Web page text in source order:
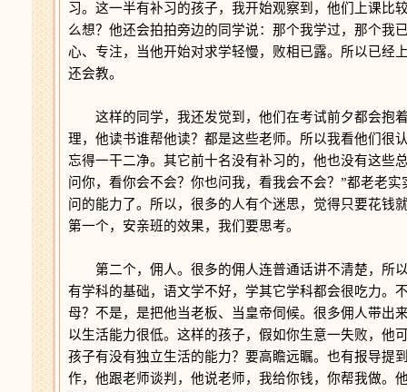
习。这一半有补习的孩子，我开始观察到，他们上课比
么想？他还会拍拍旁边的同学说：那个我学过，那个我
心、专注，当他开始对求学轻慢，败相已露。所以已经
还会教。
这样的同学，我还发觉到，他们在考试前夕都会抱
理，他读书谁帮他读？都是这些老师。所以我看他们很
忘得一干二净。其它前十名没有补习的，他也没有这些
问你，看你会不会？你也问我，看我会不会？”都老老
问的能力了。所以，很多的人有个迷思，觉得只要花钱
第一个，安亲班的效果，我们要思考。
第二个，佣人。很多的佣人连普通话讲不清楚，所
有学科的基础，语文学不好，学其它学科都会很吃力。
母？不是，是把他当老板、当皇帝伺候。很多佣人带出
以生活能力很低。这样的孩子，假如你生意一失败，他
孩子有没有独立生活的能力？要高瞻远瞩。也有报导提
作，他跟老师谈判，他说老师，我给你钱，你帮我做。